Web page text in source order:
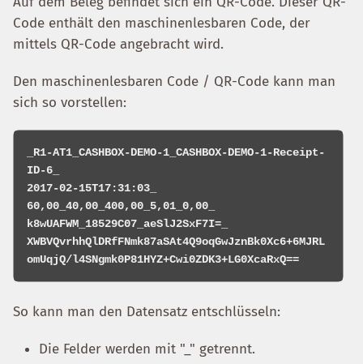
Code enthält den maschinenlesbaren Code, der
mittels QR-Code angebracht wird.
Den maschinenlesbaren Code / QR-Code kann man
sich so vorstellen:
_R1-AT1_CASHBOX-DEMO-1_CASHBOX-DEMO-1-Receipt-
ID-6_
2017-02-15T17:31:03_
60,00_40,00_400,00_5,01_0,00_
k8wUAFWM_18529C07_aeSlJ2SxF7I=_
XWBVQvrhhQlDRfFNmk87aSAt4Q9oqGwJznBk0Xc6+6MJRL
So kann man den Datensatz entschlüsseln:
Die Felder werden mit "_" getrennt.